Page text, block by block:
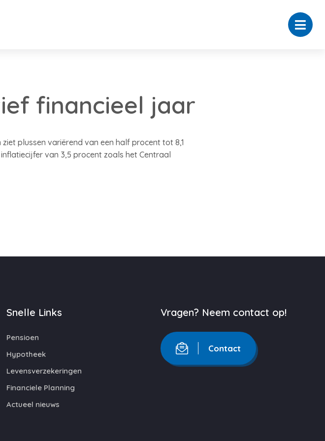
financieel jaar
plussen variërend van een half procent tot 8,1
van 3,5 procent zoals het Centraal
Snelle Links
Pensioen
Hypotheek
Levensverzekeringen
Financiele Planning
Actueel nieuws
Vragen? Neem contact op!
Contact